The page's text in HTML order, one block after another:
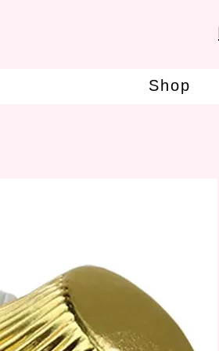
Shop